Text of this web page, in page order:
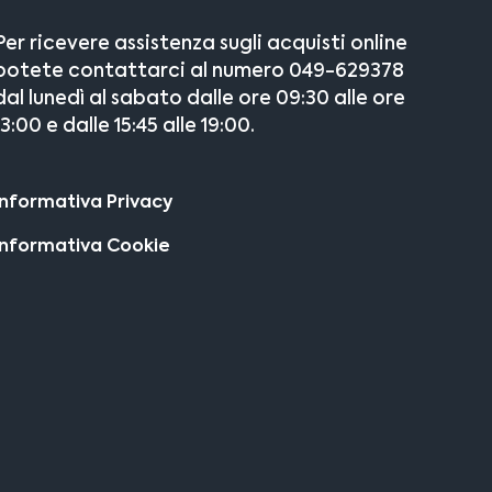
ricevere assistenza sugli acquisti online
contattarci al numero 049-629378
lunedì al sabato dalle ore 09:30 alle ore
e dalle 15:45 alle 19:00.
Privacy
Informativa Cookie